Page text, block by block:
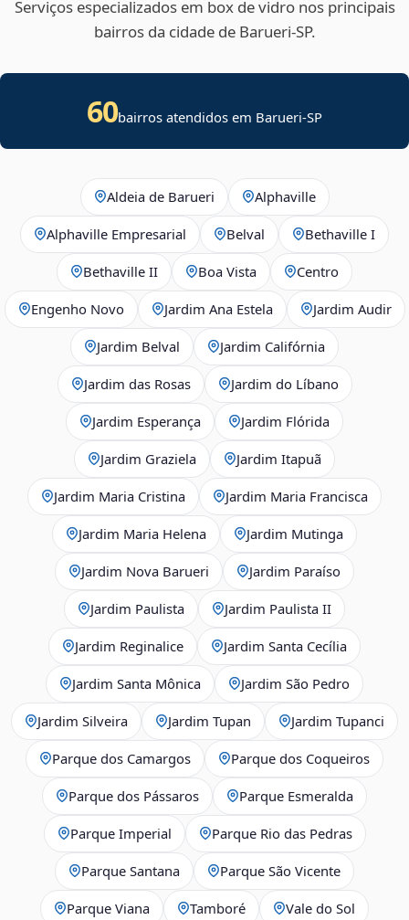
Serviços especializados em box de vidro nos principais
bairros da cidade de Barueri‑SP.
60bairros atendidos em Barueri-SP
Aldeia de Barueri Alphaville
Alphaville Empresarial Belval Bethaville I
Bethaville II Boa Vista Centro
Engenho Novo Jardim Ana Estela Jardim Audir
Jardim Belval Jardim Califórnia
Jardim das Rosas Jardim do Líbano
Jardim Esperança Jardim Flórida
Jardim Graziela Jardim Itapuã
Jardim Maria Cristina Jardim Maria Francisca
Jardim Maria Helena Jardim Mutinga
Jardim Nova Barueri Jardim Paraíso
Jardim Paulista Jardim Paulista II
Jardim Reginalice Jardim Santa Cecília
Jardim Santa Mônica Jardim São Pedro
Jardim Silveira Jardim Tupan Jardim Tupanci
Parque dos Camargos Parque dos Coqueiros
Parque dos Pássaros Parque Esmeralda
Parque Imperial Parque Rio das Pedras
Parque Santana Parque São Vicente
Parque Viana Tamboré Vale do Sol